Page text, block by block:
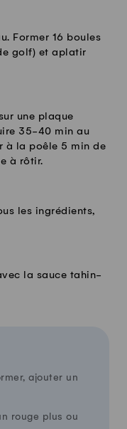
Former 16 boules
golf) et aplatir
une plaque
35-40 min au
à la poêle 5 min de
à rôtir.
les ingrédients,
la sauce tahin-
ajouter un
rouge plus ou